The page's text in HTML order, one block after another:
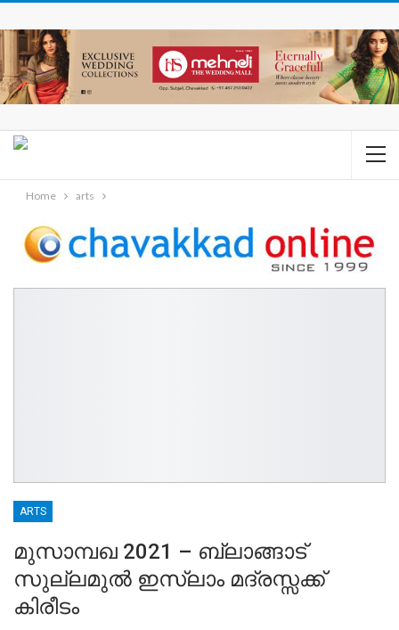
Home arts
ARTS
മുസാമ്പഖ 2021 – ബ്ലാങ്ങാട്
സുല്ലമുൽ ഇസ്ലാം മദ്രസ്സക്ക്
കിരീടം